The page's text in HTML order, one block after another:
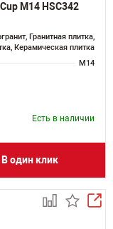
М14 HSC342
Гранитная плитка,
Керамическая плитка
M14
Есть в наличии
В один клик